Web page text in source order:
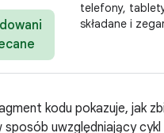
telefony,
składane i
kodu pokazuje, jak
uwzględniający cykl